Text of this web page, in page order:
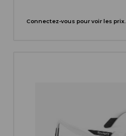
Connectez-vous pour voir les prix.